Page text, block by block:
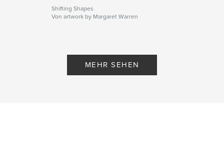
Shifting Shapes
Von artwork by Margaret Warren
MEHR SEHEN